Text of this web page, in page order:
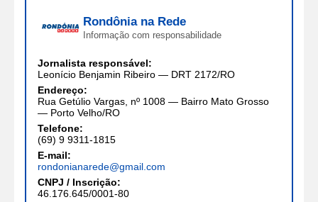
Rondônia na Rede
Informação com responsabilidade
Jornalista responsável:
Leonício Benjamin Ribeiro — DRT 2172/RO
Endereço:
Rua Getúlio Vargas, nº 1008 — Bairro Mato Grosso
— Porto Velho/RO
Telefone:
(69) 9 9311-1815
E-mail:
rondonianarede@gmail.com
CNPJ / Inscrição:
46.176.645/0001-80